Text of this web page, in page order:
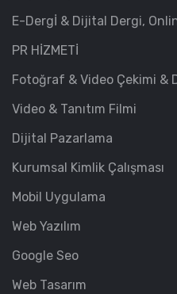
E-Dergİ & Dijital Dergi,
PR HİZMETİ
Fotoğraf & Video Çekimi &
Video & Tanıtım Filmi
Dijital Pazarlama
Kurumsal Kimlik Çalışması
Mobil Uygulama
Web Yazılım
Google Seo
Web Tasarım